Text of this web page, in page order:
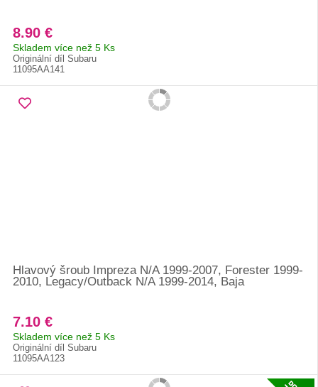
8.90 €
Skladem více než 5 Ks
Originální díl Subaru
11095AA141
Hlavový šroub Impreza N/A 1999-2007, Forester 1999-
2010, Legacy/Outback N/A 1999-2014, Baja
7.10 €
Skladem více než 5 Ks
Originální díl Subaru
11095AA123